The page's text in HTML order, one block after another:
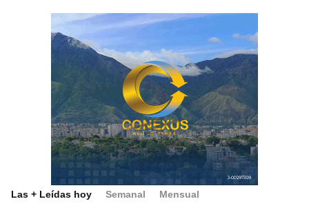
Las + Leídas hoy Semanal Mensual